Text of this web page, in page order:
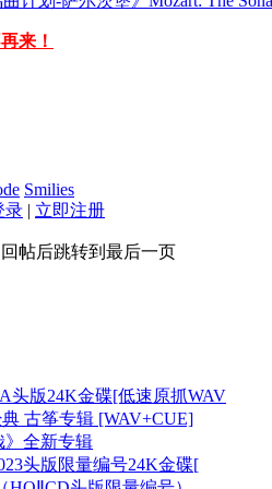
来！
Smilies
录 | 立即注册
回帖后跳转到最后一页
头版24K金碟[低速原抓WAV
古筝专辑 [WAV+CUE]
》全新专辑
头版限量编号24K金碟[